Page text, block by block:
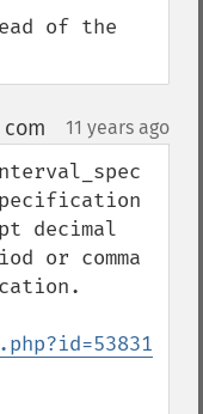
of the
11 years ago
decimal
or comma